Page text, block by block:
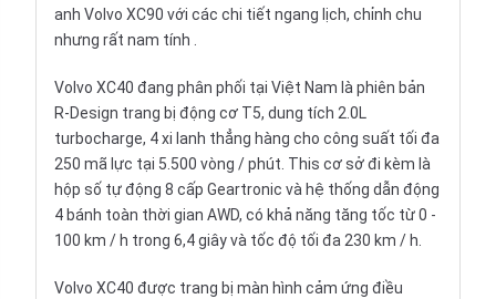
anh Volvo XC90 với các chi tiết ngang lịch, chỉnh chu
nhưng rất nam tính .
Volvo XC40 đang phân phối tại Việt Nam là phiên bản
R-Design trang bị động cơ T5, dung tích 2.0L
turbocharge, 4 xi lanh thẳng hàng cho công suất tối đa
250 mã lực tại 5.500 vòng / phút. This cơ sở đi kèm là
hộp số tự động 8 cấp Geartronic và hệ thống dẫn động
4 bánh toàn thời gian AWD, có khả năng tăng tốc từ 0 -
100 km / h trong 6,4 giây và tốc độ tối đa 230 km / h.
Volvo XC40 được trang bị màn hình cảm ứng điều